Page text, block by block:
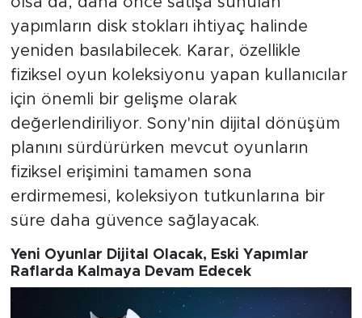
yapımların disk stokları ihtiyaç halinde
yeniden basılabilecek. Karar, özellikle
fiziksel oyun koleksiyonu yapan kullanıcılar
için önemli bir gelişme olarak
değerlendiriliyor. Sony'nin dijital dönüşüm
planını sürdürürken mevcut oyunların
fiziksel erişimini tamamen sona
erdirmemesi, koleksiyon tutkunlarına bir
süre daha güvence sağlayacak.
Yeni Oyunlar Dijital Olacak, Eski Yapımlar
Raflarda Kalmaya Devam Edecek